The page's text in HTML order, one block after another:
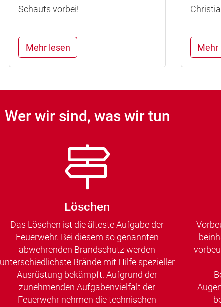
Schauts vorbei!
Mehr lesen Mehr
Wer wir sind, was wir tun
Löschen
Das Löschen ist die älteste Aufgabe der
Feuerwehr. Bei diesem so genannten
abwehrenden Brandschutz werden
unterschiedlichste Brände mit Hilfe spezieller
Ausrüstung bekämpft. Aufgrund der
zunehmenden Aufgabenvielfalt der
Feuerwehr nehmen die technischen